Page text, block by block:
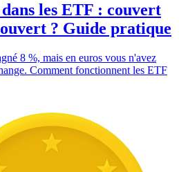
les ETF : couvert
? Guide pratique
8 %, mais en euros vous n'avez
Comment fonctionnent les ETF